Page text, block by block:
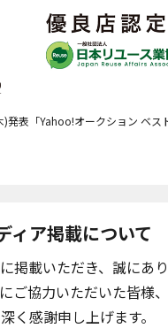
表「Yahoo!オークション ベス
ィア掲載について
掲載いただき、誠にあ
ご協力いただいた皆様
く感謝申し上げます。